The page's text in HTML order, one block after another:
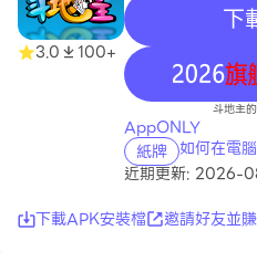
3.0 100+
下
recommend
斗地主
AppONLY
紙牌 如何在電
近期更新: 2026-
下載APK安裝檔
邀請好友並